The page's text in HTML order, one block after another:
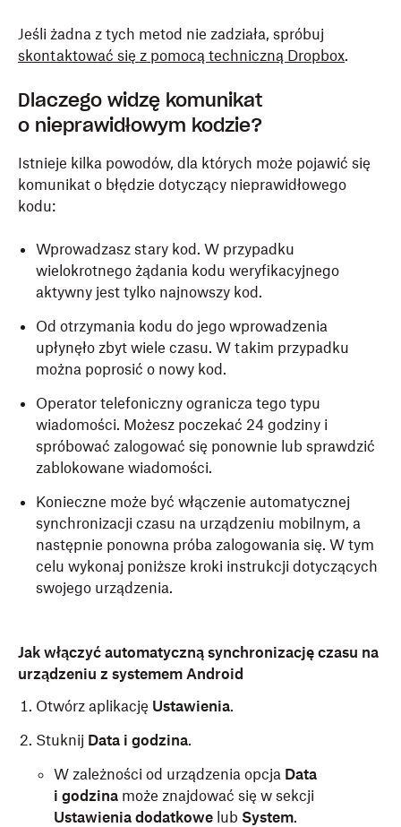
Jeśli żadna z tych metod nie zadziała, spróbuj
skontaktować się z pomocą techniczną Dropbox.
Dlaczego widzę komunikat
o nieprawidłowym kodzie?
Istnieje kilka powodów, dla których może pojawić się
komunikat o błędzie dotyczący nieprawidłowego
kodu:
Wprowadzasz stary kod. W przypadku
wielokrotnego żądania kodu weryfikacyjnego
aktywny jest tylko najnowszy kod.
Od otrzymania kodu do jego wprowadzenia
upłynęło zbyt wiele czasu. W takim przypadku
można poprosić o nowy kod.
Operator telefoniczny ogranicza tego typu
wiadomości. Możesz poczekać 24 godziny i
spróbować zalogować się ponownie lub sprawdzić
zablokowane wiadomości.
Konieczne może być włączenie automatycznej
synchronizacji czasu na urządzeniu mobilnym, a
następnie ponowna próba zalogowania się. W tym
celu wykonaj poniższe kroki instrukcji dotyczących
swojego urządzenia.
Jak włączyć automatyczną synchronizację czasu na
urządzeniu z systemem Android
Otwórz aplikację Ustawienia.
Stuknij Data i godzina.
W zależności od urządzenia opcja Data
i godzina może znajdować się w sekcji
Ustawienia dodatkowe lub System.